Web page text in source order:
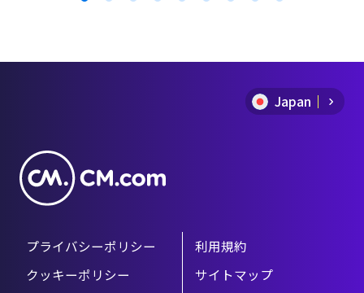
Japan
プライバシーポリシー
利用規約
クッキーポリシー
サイトマップ